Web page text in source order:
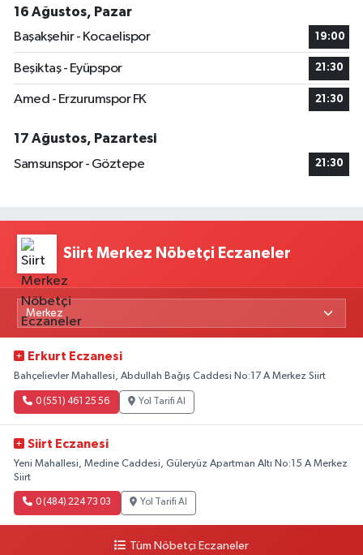
16 Ağustos, Pazar
Başakşehir - Kocaelispor
19:00
Beşiktaş - Eyüpspor 21:30
Amed - Erzurumspor FK 21:30
17 Ağustos, Pazartesi
Samsunspor - Göztepe
21:30
Siirt Merkez Nöbetçi Eczaneler
Erkurt Eczanesi
Bahçelievler Mahallesi, Abdullah Bağış Caddesi No:17 A Merkez Siirt
0 (551) 461 25 56 Yol Tarifi Al
Siirt Eczanesi
Yeni Mahallesi, Medine Caddesi, Güleryüz Apartman Altı No:15 A Merkez
Siirt
0 (484) 224 73 03 Yol Tarifi Al
Tüm Nöbetçi Eczaneler